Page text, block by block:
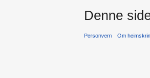
Denne
Personvern Om